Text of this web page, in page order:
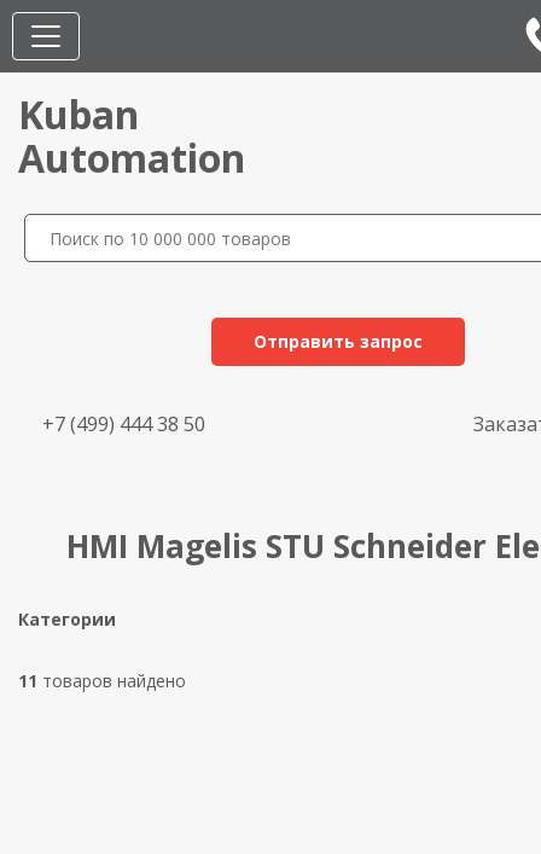
Kuban
Automation
Отправить запрос
+7 (499) 444 38 50
HMI Magelis STU Schneider
Категории
11 товаров найдено